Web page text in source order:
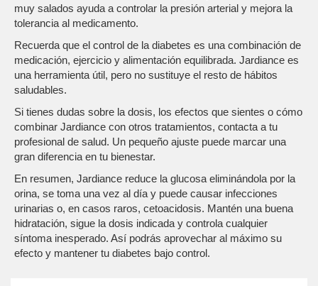
muy salados ayuda a controlar la presión arterial y mejora la
tolerancia al medicamento.
Recuerda que el control de la diabetes es una combinación de
medicación, ejercicio y alimentación equilibrada. Jardiance es
una herramienta útil, pero no sustituye el resto de hábitos
saludables.
Si tienes dudas sobre la dosis, los efectos que sientes o cómo
combinar Jardiance con otros tratamientos, contacta a tu
profesional de salud. Un pequeño ajuste puede marcar una
gran diferencia en tu bienestar.
En resumen, Jardiance reduce la glucosa eliminándola por la
orina, se toma una vez al día y puede causar infecciones
urinarias o, en casos raros, cetoacidosis. Mantén una buena
hidratación, sigue la dosis indicada y controla cualquier
síntoma inesperado. Así podrás aprovechar al máximo su
efecto y mantener tu diabetes bajo control.